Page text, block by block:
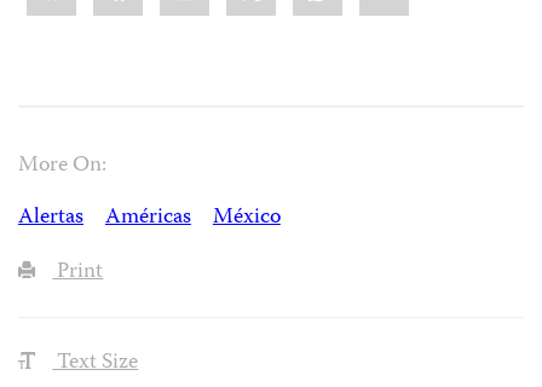
More On:
Alertas
Américas
México
Print
Text Size